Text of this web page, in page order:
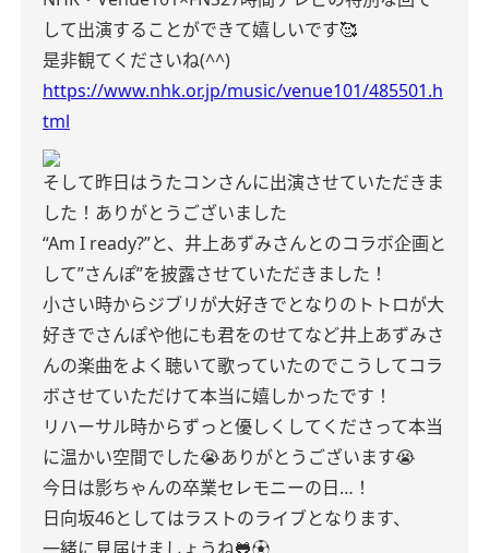
して出演することができて嬉しいです🥰
是非観てくださいね(^^)
https://www.nhk.or.jp/music/venue101/485501.h
tml
そして昨日はうたコンさんに出演させていただきま
した！ありがとうございました
“Am I ready?”と、井上あずみさんとのコラボ企画と
して”さんぽ”を披露させていただきました！
小さい時からジブリが大好きでとなりのトトロが大
好きでさんぽや他にも君をのせてなど井上あずみさ
んの楽曲をよく聴いて歌っていたのでこうしてコラ
ボさせていただけて本当に嬉しかったです！
リハーサル時からずっと優しくしてくださって本当
に温かい空間でした😭ありがとうございます😭
今日は影ちゃんの卒業セレモニーの日…！
日向坂46としてはラストのライブとなります、